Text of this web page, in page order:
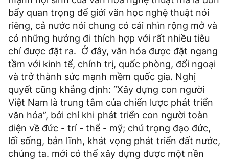
bẩy quan trọng để giới văn học nghệ thuật nói
riêng, cả nước nói chung có cái nhìn rộng mở và
có những hướng đi thích hợp với rất nhiều tiêu
chí được đặt ra. Ở đây, văn hóa được đặt ngang
tầm với kinh tế, chính trị, quốc phòng, đối ngoại
và trở thành sức mạnh mềm quốc gia. Nghị
quyết cũng khẳng định: “Xây dựng con người
Việt Nam là trung tâm của chiến lược phát triển
văn hóa”, bởi chỉ khi phát triển con người toàn
diện về đức - trí - thể - mỹ; chú trọng đạo đức,
lối sống, bản lĩnh, khát vọng phát triển đất nước,
chúng ta. mới có thể xây dựng được một nền